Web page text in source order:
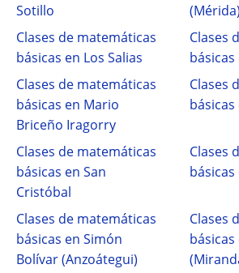
Sotillo
(Mérida)
Clases de matemáticas
básicas en Los Salias
Clases
Clases de matemáticas
básicas en Mario
Briceño Iragorry
Clases
Clases de matemáticas
básicas en San
Cristóbal
Clases
básicas
Clases de matemáticas
básicas en Simón
Bolívar (Anzoátegui)
Clases